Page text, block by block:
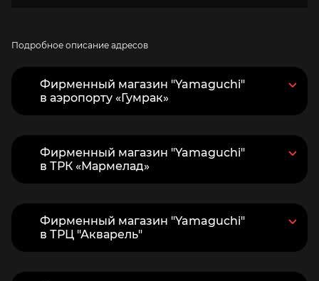
Подробное описание адресов
Фирменный магазин "Yamaguchi"
в аэропорту «Гумрак»
Фирменный магазин "Yamaguchi"
в ТРК «Мармелад»
Фирменный магазин "Yamaguchi"
в ТРЦ "Акварель"